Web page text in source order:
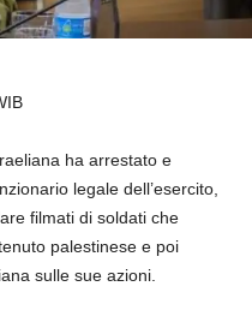
ha arrestato e
legale dell’esercito,
filmati di soldati che
palestinese e poi
sulle sue azioni.